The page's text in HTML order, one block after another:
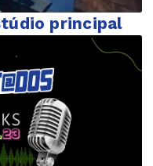
principal